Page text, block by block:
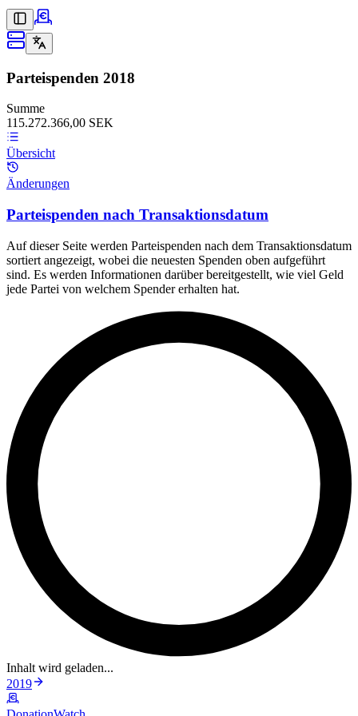
Parteispenden 2018
Summe
115.272.366,00 SEK
Übersicht
Änderungen
Parteispenden nach Transaktionsdatum
Auf dieser Seite werden Parteispenden nach dem Transaktionsdatum
sortiert angezeigt, wobei die neuesten Spenden oben aufgeführt
sind. Es werden Informationen darüber bereitgestellt, wie viel Geld
jede Partei von welchem Spender erhalten hat.
Inhalt wird geladen...
2019